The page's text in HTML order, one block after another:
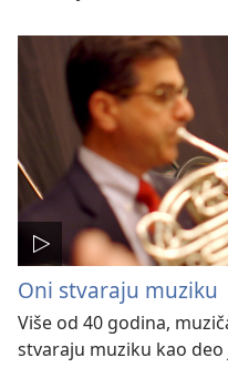
Oni stvaraju muziku
Više od 40 godina,
stvaraju muziku kao